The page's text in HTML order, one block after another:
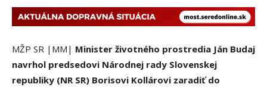
MŽP SR |MM| Minister životného prostredia Ján Budaj
navrhol predsedovi Národnej rady Slovenskej
republiky (NR SR) Borisovi Kollárovi zaradiť do